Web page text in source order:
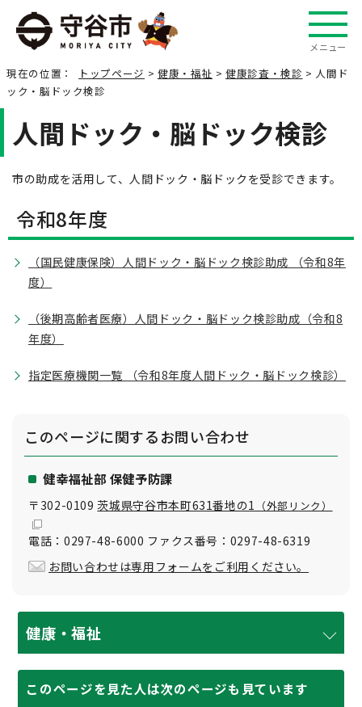
メニュー
現在の位置： トップページ > 健康・福祉 >健康診査・検診 > 人間ド
ック・脳ドック検診
人間ドック・脳ドック検診
市の助成を活用して、人間ドック・脳ドックを受診できます。
令和8年度
（国民健康保険）人間ドック・脳ドック検診助成 （令和8年
度）
（後期高齢者医療）人間ドック・脳ドック検診助成（令和8
年度）
指定医療機関一覧 （令和8年度人間ドック・脳ドック検診）
このページに関するお問い合わせ
健幸福祉部 保健予防課
〒302-0109茨城県守谷市本町631番地の1 （外部リンク）
電話：0297-48-6000 ファクス番号：0297-48-6319
お問い合わせは専用フォームをご利用ください。
健康・福祉
このページを見た人は次のページも見ています